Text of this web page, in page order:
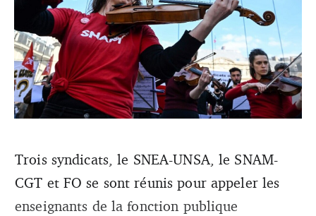
Les syndicats des musiciens appellent les professeurs et
professeures de l’enseignement artistique à se mobiliser
durant la semaine du 18 au 22 mars.
Trois syndicats, le SNEA-UNSA, le SNAM-
CGT et FO se sont réunis pour appeler les
enseignants de la fonction publique